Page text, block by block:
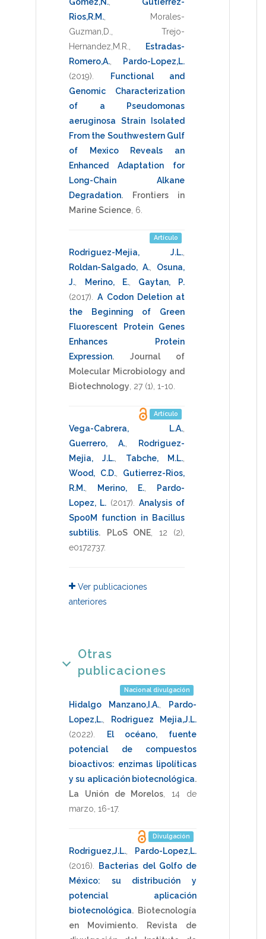
Rios,R.M.
Morales-
Guzman,D.
Trejo-
Hernandez,M.R.
Estradas-
Romero,A.
Pardo-Lopez,L.
(2019)
Functional and
Genomic Characterization
of a Pseudomonas
aeruginosa Strain Isolated
From the Southwestern Gulf
of Mexico Reveals an
Enhanced Adaptation for
Long-Chain Alkane
Degradation.
Frontiers in
Marine Science 6
Artículo
Rodriguez-Mejia, J.L.
Roldan-Salgado, A.
Osuna,
J.
Merino, E., Gaytan, P.
(2017) .A Codon Deletion at
the Beginning of Green
Fluorescent Protein Genes
Enhances Protein
Expression.
Journal of
Molecular Microbiology and
Biotechnology 27 (1), 1-10
Artículo
Vega-Cabrera, L.A.
Guerrero, A.
Rodriguez-
Mejia, J.L.
Tabche, M.L.
Wood, C.D., Gutierrez-Rios,
R.M.
Merino, E., Pardo-
Lopez, L. (2017)
Analysis of
Spo0M function in Bacillus
subtilis. PLoS ONE 12 (2),
e0172737.
Ver publicaciones
anteriores
Otras
publicaciones
Nacional divulgación
Hidalgo Manzano,I.A.
Pardo-
Lopez,L.
Rodriguez Mejia,J.L.
(2022)
El océano, fuente
potencial de compuestos
bioactivos: enzimas lipolíticas
y su aplicación biotecnológica.
La Unión de Morelos ,14 de
marzo 16-17.
Divulgación
Rodriguez,J.L.
Pardo-Lopez,L.
(2016)
Bacterias del Golfo de
México: su distribución y
potencial aplicación
biotecnológica. Biotecnología
en Movimiento. Revista de